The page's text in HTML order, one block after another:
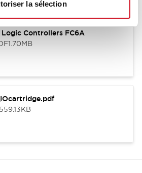
la sélection
Controllers FC6A
1.70MB
559.13KB